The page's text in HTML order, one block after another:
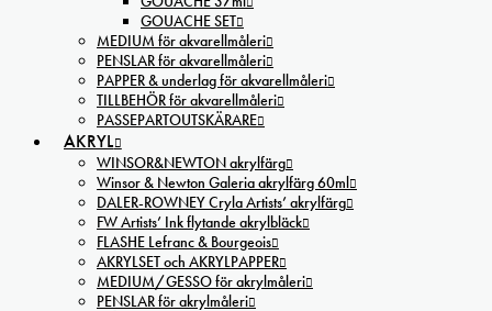
GOUACHE SET
MEDIUM för akvarellmåleri
PENSLAR för akvarellmåleri
PAPPER & underlag för akvarellmåleri
TILLBEHÖR för akvarellmåleri
PASSEPARTOUTSKÄRARE
AKRYL
WINSOR&NEWTON akrylfärg
Winsor & Newton Galeria akrylfärg 60ml
DALER-ROWNEY Cryla Artists’ akrylfärg
FW Artists’ Ink flytande akrylbläck
FLASHE Lefranc & Bourgeois
AKRYLSET och AKRYLPAPPER
MEDIUM/GESSO för akrylmåleri
PENSLAR för akrylmåleri